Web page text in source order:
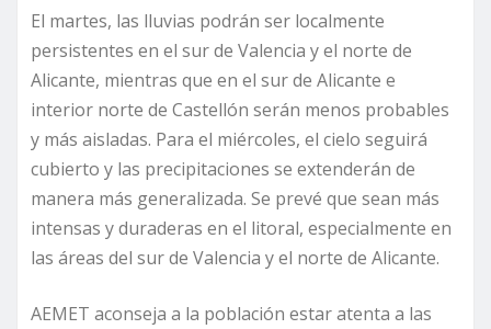
El martes, las lluvias podrán ser localmente
persistentes en el sur de Valencia y el norte de
Alicante, mientras que en el sur de Alicante e
interior norte de Castellón serán menos probables
y más aisladas. Para el miércoles, el cielo seguirá
cubierto y las precipitaciones se extenderán de
manera más generalizada. Se prevé que sean más
intensas y duraderas en el litoral, especialmente en
las áreas del sur de Valencia y el norte de Alicante.
AEMET aconseja a la población estar atenta a las